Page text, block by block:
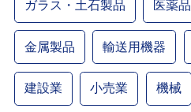
ガラス・土石製品 医薬品
金属製品 輸送用機器
建設業 小売業 機械